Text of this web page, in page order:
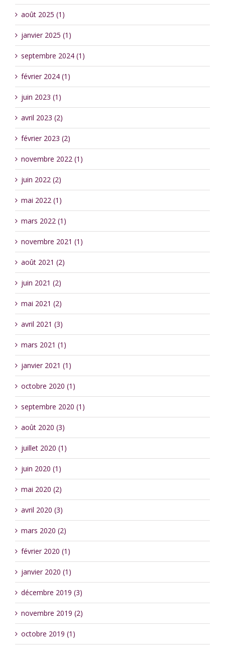
août 2025 (1)
janvier 2025 (1)
septembre 2024 (1)
février 2024 (1)
juin 2023 (1)
avril 2023 (2)
février 2023 (2)
novembre 2022 (1)
juin 2022 (2)
mai 2022 (1)
mars 2022 (1)
novembre 2021 (1)
août 2021 (2)
juin 2021 (2)
mai 2021 (2)
avril 2021 (3)
mars 2021 (1)
janvier 2021 (1)
octobre 2020 (1)
septembre 2020 (1)
août 2020 (3)
juillet 2020 (1)
juin 2020 (1)
mai 2020 (2)
avril 2020 (3)
mars 2020 (2)
février 2020 (1)
janvier 2020 (1)
décembre 2019 (3)
novembre 2019 (2)
octobre 2019 (1)